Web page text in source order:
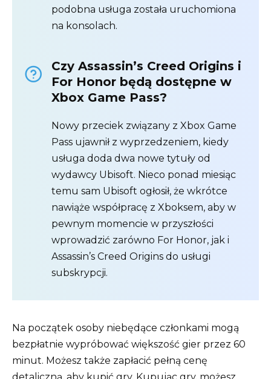
podobna usługa została uruchomiona
na konsolach.
Czy Assassin’s Creed Origins i
For Honor będą dostępne w
Xbox Game Pass?
Nowy przeciek związany z Xbox Game
Pass ujawnił z wyprzedzeniem, kiedy
usługa doda dwa nowe tytuły od
wydawcy Ubisoft. Nieco ponad miesiąc
temu sam Ubisoft ogłosił, że wkrótce
nawiąże współpracę z Xboksem, aby w
pewnym momencie w przyszłości
wprowadzić zarówno For Honor, jak i
Assassin’s Creed Origins do usługi
subskrypcji.
Na początek osoby niebędące członkami mogą
bezpłatnie wypróbować większość gier przez 60
minut. Możesz także zapłacić pełną cenę